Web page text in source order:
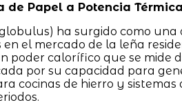
de Papel a Potencia
ha surgido como una
el mercado de la leña
poder calorífico que se mide
por su capacidad para
cocinas de hierro y